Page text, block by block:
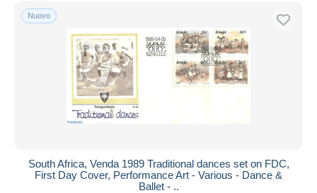
Nuovo
South Africa, Venda 1989 Traditional dances set on FDC,
First Day Cover, Performance Art - Various - Dance &
Ballet - ..